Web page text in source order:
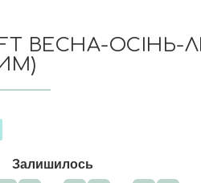
ВЕСНА-ОСІНЬ-
Залишилось